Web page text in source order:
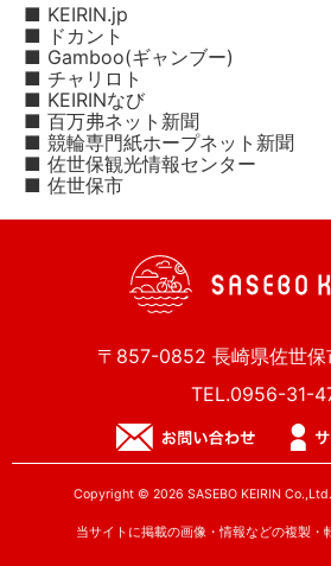
■ KEIRIN.jp
■ ドカント
■ Gamboo(ギャンブー)
■ チャリロト
■ KEIRINなび
■ 百万弗ネット新聞
■ 競輪専門紙ホープネット新聞
■ 佐世保観光情報センター
■ 佐世保市
〒857-0852 長崎県佐世
TEL.0956-31-
Copyright © 2026 SASEBO KEIRIN
当サイトに掲載の画像・情報などの複製・